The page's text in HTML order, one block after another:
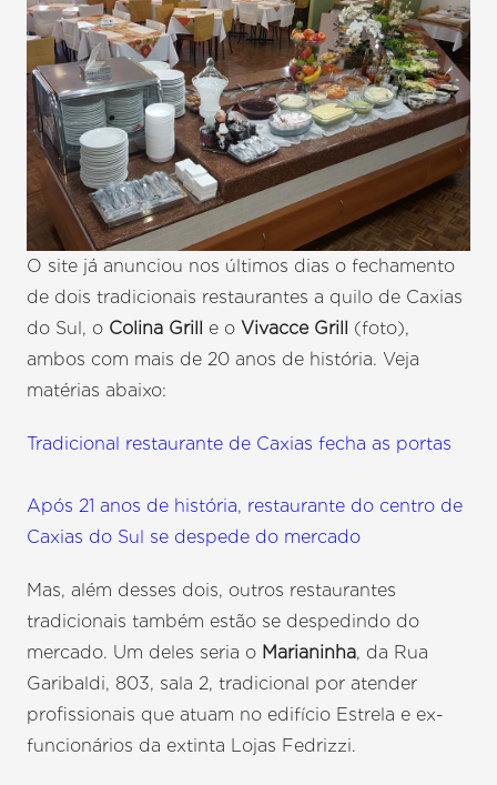
O site já anunciou nos últimos dias o fechamento
de dois tradicionais restaurantes a quilo de Caxias
do Sul, o Colina Grill e oVivacce Grill (foto),
ambos com mais de 20 anos de história. Veja
matérias abaixo:
Tradicional restaurante de Caxias fecha as portas
Após 21 anos de história, restaurante do centro de
Caxias do Sul se despede do mercado
Mas, além desses dois, outros restaurantes
tradicionais também estão se despedindo do
mercado. Um deles seria o Marianinha, da Rua
Garibaldi, 803, sala 2, tradicional por atender
profissionais que atuam no edifício Estrela e ex-
funcionários da extinta Lojas Fedrizzi.